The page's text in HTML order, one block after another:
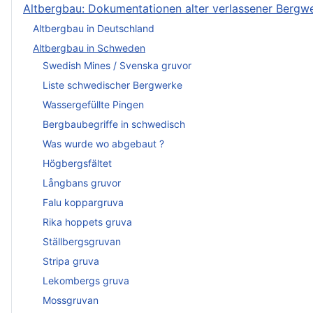
Altbergbau: Dokumentationen alter verlassener
Altbergbau in Deutschland
Altbergbau in Schweden
Swedish Mines / Svenska gruvor
Liste schwedischer Bergwerke
Wassergefüllte Pingen
Bergbaubegriffe in schwedisch
Was wurde wo abgebaut ?
Högbergsfältet
Långbans gruvor
Falu koppargruva
Rika hoppets gruva
Ställbergsgruvan
Stripa gruva
Lekombergs gruva
Mossgruvan